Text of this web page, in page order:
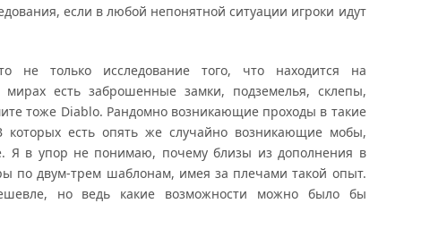
если в любой непонятной ситуации игроки идут
не только исследование того, что находится на
мирах есть заброшенные замки, подземелья, склепы,
тоже Diablo. Рандомно возникающие проходы в такие
которых есть опять же случайно возникающие мобы,
Я в упор не понимаю, почему близы из дополнения в
по двум-трем шаблонам, имея за плечами такой опыт.
но ведь какие возможности можно было бы